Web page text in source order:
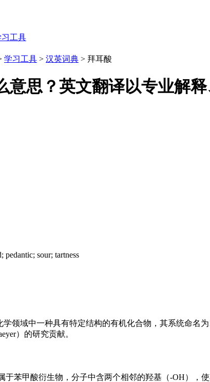
习工具
学习工具 > 汉英词典 > 拜耳酸
意思？英文翻译以专业解
pedantic; sour; tartness
学领域中一种具有特定结构的有机化合物，其系统命名
）的研究贡献。
于苯甲酸衍生物，分子中含两个相邻的羟基（-OH），